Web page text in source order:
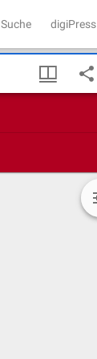
Suche digiPress